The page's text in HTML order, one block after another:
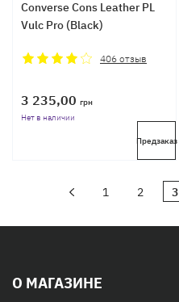
Converse Cons Leather PL
Vulc Pro (Black)
406отзыв
3 235,00 грн
Нет в наличии
Предзаказ
1 2 3
О МАГАЗИНЕ